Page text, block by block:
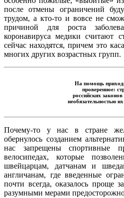
после отмены ограничений
трудом, а кто-то и вовсе не
причиной для роста
коронавируса медики считают
сейчас находятся, причем это
многих других возрастных групп.
На помощь
проверенное:
российских законов
необязательностью
Почему-то у нас в стране
обернулось созданием
нас запрещены спортивные
велосипедах, которые
швейцарцам, датчанам и
англичанам, где введенные
почти всегда, оказалось проще
разумными мерами